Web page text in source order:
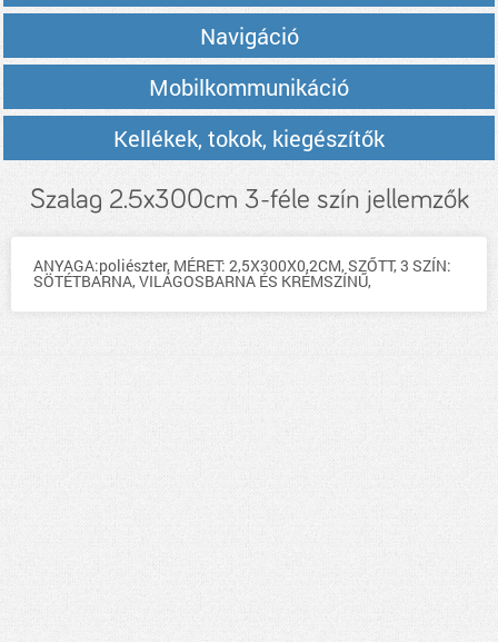
Navigáció
Mobilkommunikáció
Kellékek, tokok, kiegészítők
Szalag 2.5x300cm 3-féle szín jellemzők
ANYAGA:poliészter, MÉRET: 2,5X300X0,2CM, SZŐTT, 3 SZÍN:
SÖTÉTBARNA, VILÁGOSBARNA ÉS KRÉMSZÍNŰ,